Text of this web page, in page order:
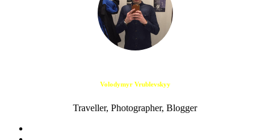
Volodymyr Vrublevskyy
Traveller, Photographer, Blogger